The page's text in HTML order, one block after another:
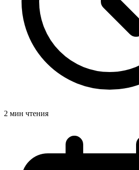
2 мин чтения